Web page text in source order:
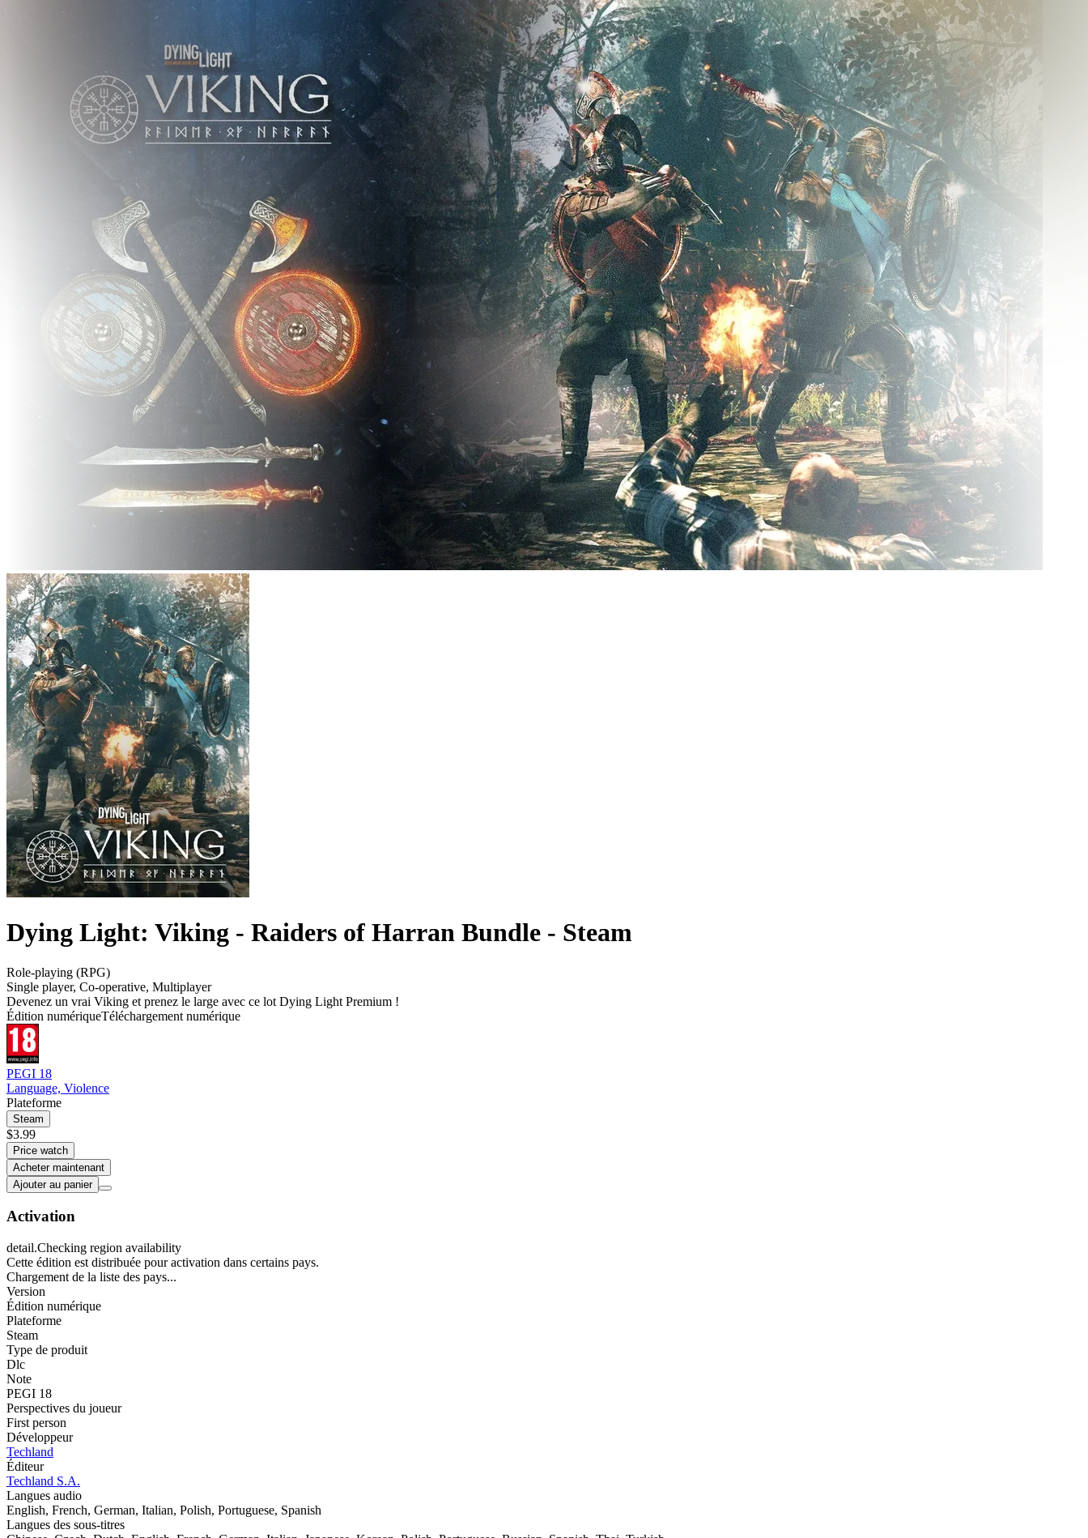
Dying Light: Viking - Raiders of Harran Bundle - Steam
Role-playing (RPG)
Single player, Co-operative, Multiplayer
Devenez un vrai Viking et prenez le large avec ce lot Dying Light Premium !
Édition numériqueTéléchargement numérique
PEGI 18
Language, Violence
Plateforme
Steam
$3.99
Price watch
Acheter maintenant
Ajouter au panier
Activation
detail.Checking region availability
Cette édition est distribuée pour activation dans certains pays.
Chargement de la liste des pays...
Version
Édition numérique
Plateforme
Steam
Type de produit
Dlc
Note
PEGI 18
Perspectives du joueur
First person
Développeur
Techland
Éditeur
Techland S.A.
Langues audio
English, French, German, Italian, Polish, Portuguese, Spanish
Langues des sous-titres